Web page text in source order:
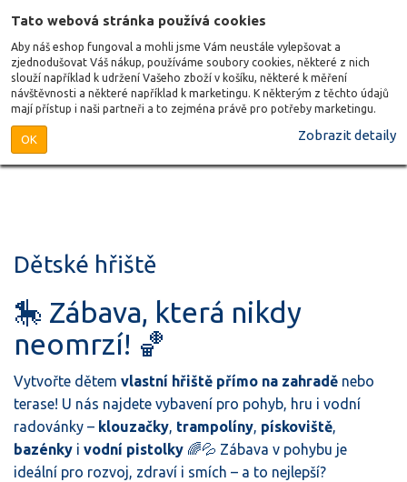
Tato webová stránka používá cookies
Aby náš eshop fungoval a mohli jsme Vám neustále vylepšovat a
zjednodušovat Váš nákup, používáme soubory cookies, některé z nich
slouží například k udržení Vašeho zboží v košíku, některé k měření
návštěvnosti a některé například k marketingu. K některým z těchto údajů
mají přístup i naši partneři a to zejména právě pro potřeby marketingu.
OK Zobrazit detaily
Dětské hřiště
🎠 Zábava, která nikdy
neomrzí! 🏀
Vytvořte dětem vlastní hřiště přímo na zahradě nebo
terase! U nás najdete vybavení pro pohyb, hru i vodní
radovánky – klouzačky trampolíny pískoviště
bazénky i vodní pistolky 🌈💦 Zábava v pohybu je
ideální pro rozvoj, zdraví i smích – a to nejlepší?